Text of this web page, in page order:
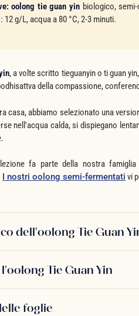
oolong tie guan yin biologico,
12 g/L, acqua a 80 °C, 2-3 minuti.
, a volte scritto tieguanyin o ti guan
della compassione,
casa, abbiamo selezionato una
nell'acqua calda, si dispiegano
fa parte della nostra
I nostri oolong semi-fermentati vi
dell'oolong Tie Guan
Tie Guan Yin
foglie